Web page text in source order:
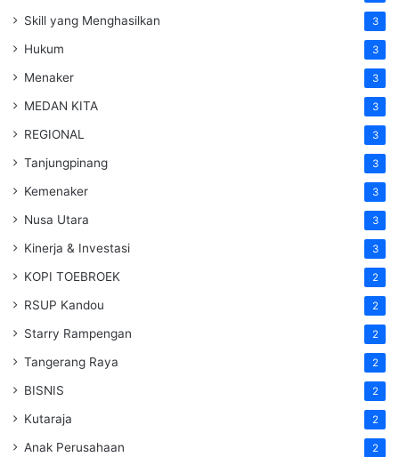
Skill yang Menghasilkan 3
Hukum 3
Menaker 3
MEDAN KITA 3
REGIONAL 3
Tanjungpinang 3
Kemenaker 3
Nusa Utara 3
Kinerja & Investasi 3
KOPI TOEBROEK 2
RSUP Kandou 2
Starry Rampengan 2
Tangerang Raya 2
BISNIS 2
Kutaraja 2
Anak Perusahaan 2